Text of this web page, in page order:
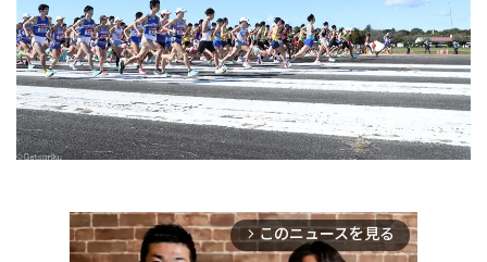
arrow_forward_ios このニュースを見る